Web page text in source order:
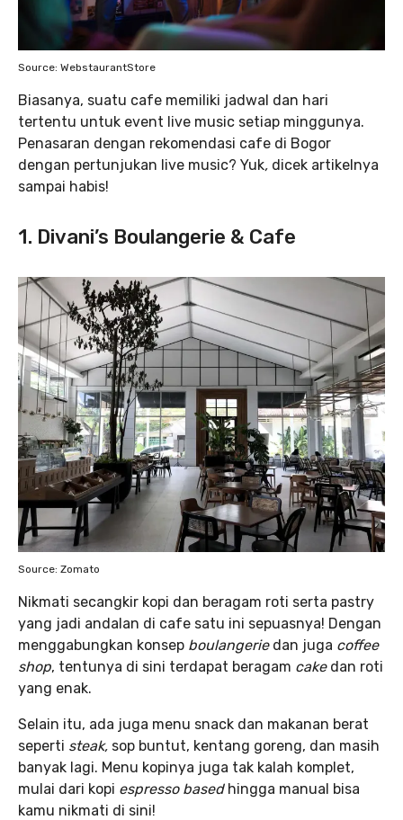
Source: WebstaurantStore
Biasanya, suatu cafe memiliki jadwal dan hari
tertentu untuk event live music setiap minggunya.
Penasaran dengan rekomendasi cafe di Bogor
dengan pertunjukan live music? Yuk, dicek artikelnya
sampai habis!
1. Divani’s Boulangerie & Cafe
Source: Zomato
Nikmati secangkir kopi dan beragam roti serta pastry
yang jadi andalan di cafe satu ini sepuasnya! Dengan
menggabungkan konsep boulangerie dan juga coffee
shop, tentunya di sini terdapat beragam cake dan roti
yang enak.
Selain itu, ada juga menu snack dan makanan berat
seperti steak, sop buntut, kentang goreng, dan masih
banyak lagi. Menu kopinya juga tak kalah komplet,
mulai dari kopi espresso based hingga manual bisa
kamu nikmati di sini!